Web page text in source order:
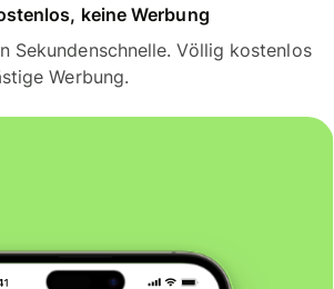
keine Werbung
Sekundenschnelle. Völlig kostenlos
Werbung.